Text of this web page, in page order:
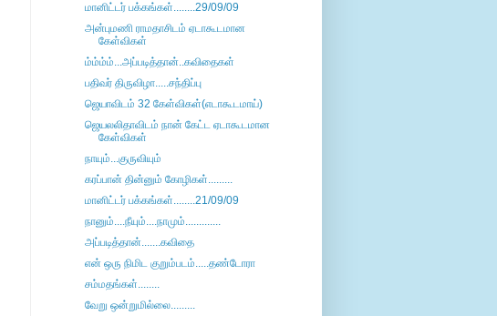
மானிட்டர் பக்கங்கள்........29/09/09
அன்புமணி ராமதாசிடம் ஏடாகூடமான
கேள்விகள்
ம்ம்ம்ம்...அப்படித்தான்..கவிதைகள்
பதிவர் திருவிழா.....சந்திப்பு
ஜெயாவிடம் 32 கேள்விகள்(எடாகூடமாய்)
ஜெயலலிதாவிடம் நான் கேட்ட ஏடாகூடமான
கேள்விகள்
நாயும்...குருவியும்
கரப்பான் தின்னும் கோழிகள்.........
மானிட்டர் பக்கங்கள்........21/09/09
நானும்....நீயும்....நாமும்.............
அப்படித்தான்.......கவிதை
என் ஒரு நிமிட குறும்படம்.....தண்டோரா
சம்மதங்கள்........
வேறு ஒன்றுமில்லை.........